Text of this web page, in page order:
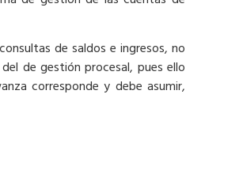
de saldos e ingresos, no
de gestión procesal, pues ello
corresponde y debe asumir,